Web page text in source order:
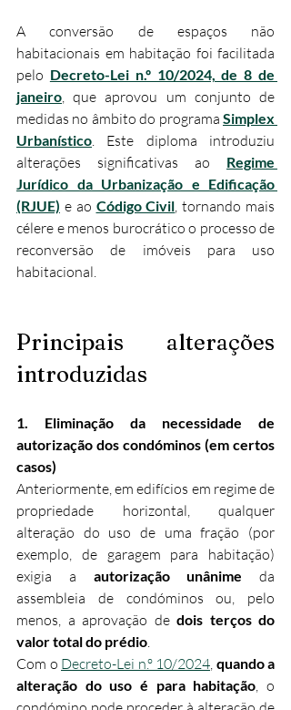
A conversão de espaços não
habitacionais em habitação foi facilitada
pelo Decreto-Lei n.º 10/2024, de 8 de
janeiro, que aprovou um conjunto de
medidas no âmbito do programa Simplex
Urbanístico. Este diploma introduziu
alterações significativas ao Regime
Jurídico da Urbanização e Edificação
(RJUE) e ao Código Civil, tornando mais
célere e menos burocrático o processo de
reconversão de imóveis para uso
habitacional.
Principais alterações
introduzidas
1. Eliminação da necessidade de
autorização dos condóminos (em certos
casos)
Anteriormente, em edifícios em regime de
propriedade horizontal, qualquer
alteração do uso de uma fração (por
exemplo, de garagem para habitação)
exigia a autorização unânime da
assembleia de condóminos ou, pelo
menos, a aprovação de dois terços do
valor total do prédio.
Com o Decreto-Lei n.º 10/2024, quando a
alteração do uso é para habitação, o